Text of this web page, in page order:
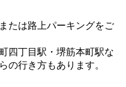
たは路上パーキングをご
四丁目駅・堺筋本町駅な
の行き方もあります。